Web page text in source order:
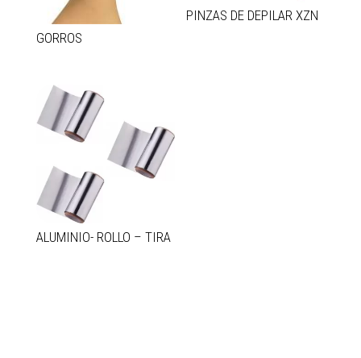
GORROS
PINZAS DE DEPILAR XZN
ALUMINIO- ROLLO – TIRA